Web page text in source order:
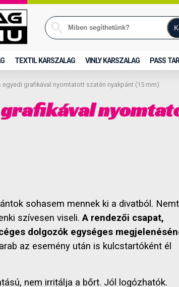
TEXTIL KARSZALAG VINLY KARSZALAG PASS
egyedi grafikával nyomtatott szatén nyakpánt (15 mm)
sohasem mennek ki a divatból.
szívesen viseli.A rendezői csapat,
dolgozók egységes
az esemény után is kulcstartóként él
nem irritálja a bőrt. Jól logózhatók.